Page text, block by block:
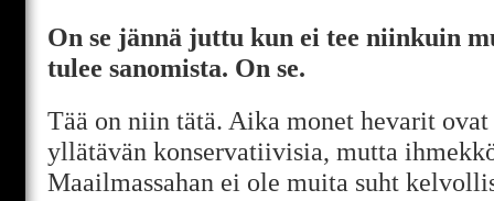
On se jännä juttu kun ei tee niinkuin
tulee sanomista. On se.
Tää on niin tätä. Aika monet hevarit ovat
yllätävän konservatiivisia, mutta
Maailmassahan ei ole muita suht